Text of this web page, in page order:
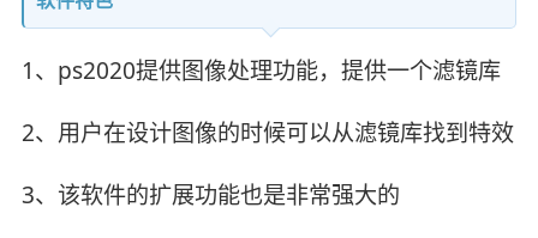
1、ps2020提供图像处理功能，提供一个滤镜库
2、用户在设计图像的时候可以从滤镜库找到特效
3、该软件的扩展功能也是非常强大的